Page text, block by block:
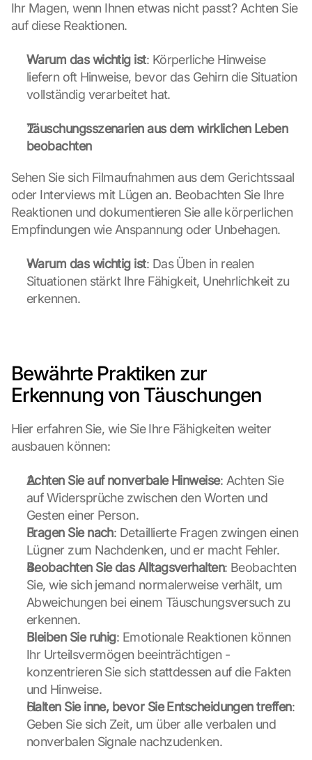
Ihr Magen, wenn Ihnen etwas nicht passt? Achten Sie
auf diese Reaktionen.
Warum das wichtig ist: Körperliche Hinweise
liefern oft Hinweise, bevor das Gehirn die Situation
vollständig verarbeitet hat.
Täuschungsszenarien aus dem wirklichen Leben
beobachten
Sehen Sie sich Filmaufnahmen aus dem Gerichtssaal
oder Interviews mit Lügen an. Beobachten Sie Ihre
Reaktionen und dokumentieren Sie alle körperlichen
Empfindungen wie Anspannung oder Unbehagen.
Warum das wichtig ist: Das Üben in realen
Situationen stärkt Ihre Fähigkeit, Unehrlichkeit zu
erkennen.
Bewährte Praktiken zur
Erkennung von Täuschungen
Hier erfahren Sie, wie Sie Ihre Fähigkeiten weiter
ausbauen können:
Achten Sie auf nonverbale Hinweise: Achten Sie
auf Widersprüche zwischen den Worten und
Gesten einer Person.
Fragen Sie nach: Detaillierte Fragen zwingen einen
Lügner zum Nachdenken, und er macht Fehler.
Beobachten Sie das Alltagsverhalten: Beobachten
Sie, wie sich jemand normalerweise verhält, um
Abweichungen bei einem Täuschungsversuch zu
erkennen.
Bleiben Sie ruhig: Emotionale Reaktionen können
Ihr Urteilsvermögen beeinträchtigen -
konzentrieren Sie sich stattdessen auf die Fakten
und Hinweise.
Halten Sie inne, bevor Sie Entscheidungen treffen:
Geben Sie sich Zeit, um über alle verbalen und
nonverbalen Signale nachzudenken.
d
e
n
S
h
t
s
c
h
i
s
t
i
S
e
e
m
a
e
n
d
e
r
o
o
g
l
e
M
a
p
s
-
K